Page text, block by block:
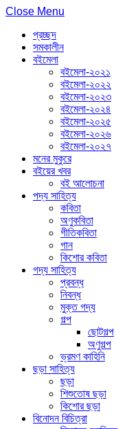
Close Menu
প্রচ্ছদ
সমকালীন
বইমেলা
বইমেলা-২০২১
বইমেলা-২০২২
বইমেলা-২০২৩
বইমেলা-২০২৪
বইমেলা-২০২৫
বইমেলা-২০২৬
বইমেলা-২০২৭
মনের মুকুরে
বইয়ের খবর
বই আলোচনা
পদ্য সাহিত্য
কবিতা
অণুকবিতা
গীতিকবিতা
গান
কিশোর কবিতা
গদ্য সাহিত্য
প্রবন্ধ
নিবন্ধ
মুক্ত গদ্য
গল্প
ছোটগল্প
অণুগল্প
ভ্রমণ কাহিনি
ছড়া সাহিত্য
ছড়া
শিশুতোষ ছড়া
কিশোর ছড়া
বিনোদন বিচিত্রা